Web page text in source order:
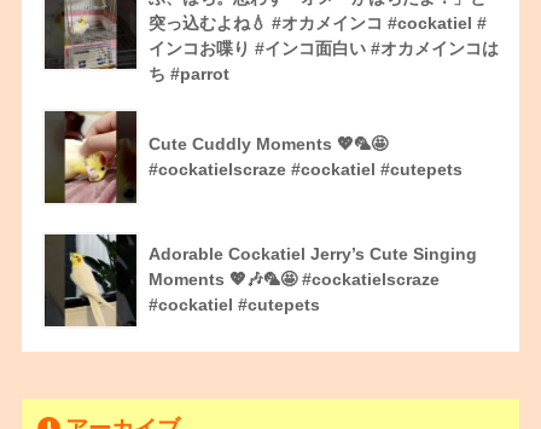
突っ込むよね💧 #オカメインコ #cockatiel #
インコお喋り #インコ面白い #オカメインコは
ち #parrot
Cute Cuddly Moments 💖🦜🤩
#cockatielscraze #cockatiel #cutepets
Adorable Cockatiel Jerry’s Cute Singing
Moments 💖🎶🦜🤩 #cockatielscraze
#cockatiel #cutepets